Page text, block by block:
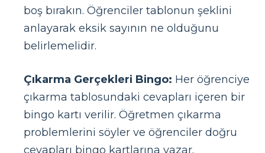
boş bırakın. Öğrenciler tablonun şeklini
anlayarak eksik sayının ne olduğunu
belirlemelidir.
Çıkarma Gerçekleri Bingo: Her öğrenciye
çıkarma tablosundaki cevapları içeren bir
bingo kartı verilir. Öğretmen çıkarma
problemlerini söyler ve öğrenciler doğru
cevapları bingo kartlarına yazar.